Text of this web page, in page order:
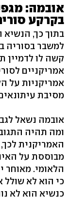
אובמה:
בקרקע
בתוך כך,
למשבר בסוריה
קשה לו לדמיין
אמריקניים
אמריקניות על
מסיבת
אובמה נשאל
ומה תהיה
האמריקנית
מבוססת על
הלאומי. מאוחר
כי הוא לא
כנשיא הוא לא